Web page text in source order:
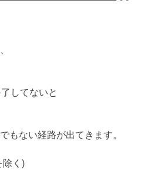
してないと
もない経路が出てきます。
除く)